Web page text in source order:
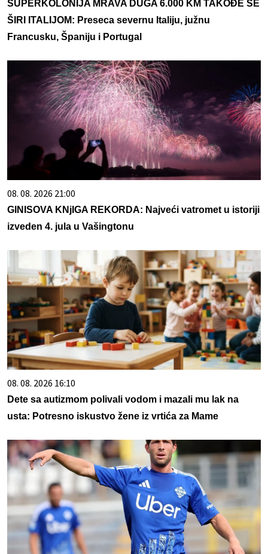
SUPERKOLONIJA MRAVA DUGA 6.000 KM TAKOĐE SE
ŠIRI ITALIJOM: Preseca severnu Italiju, južnu
Francusku, Španiju i Portugal
08. 08. 2026 21:00
GINISOVA KNjIGA REKORDA: Najveći vatromet u istoriji
izveden 4. jula u Vašingtonu
08. 08. 2026 16:10
Dete sa autizmom polivali vodom i mazali mu lak na
usta: Potresno iskustvo žene iz vrtića za Mame